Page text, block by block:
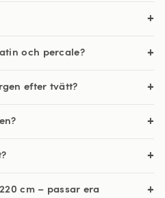
och percale?
efter tvätt?
cm – passar era